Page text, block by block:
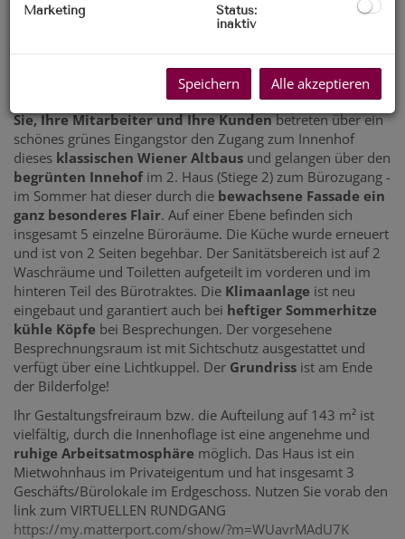
Saniertes modernes Büro | Innenhof Ruhelage | 5
Räume mit individueller Nutzbarkeit
Klimaanlage im hinteren Bereich - VIRTUAL TOUR -
Sie, Ihre Mitarbeiter und Ihre Kundenbetreten über ein
schönes grünes Eingangstor den Zugang zum Innenhof
dieses klassischen Wiener Altbaus und gelangen über den
begrünten Innehof im 2. Haus (Stiege 2) zum Bürozugang -
im Sommer hat dieser durch die bewachsene Fassade ein
ganz besonderes Flair. Auf einer Ebene befinden sich
insgesamt 5 einzelne Büroräume. Die Küche wurde erneuert
und ist von 2 Seiten begehbar. Der Sanitätsbereich ist auf 2
Waschräume und Toiletten aufgeteilt im vorderen und im
hinteren Teil des Bürotraktes. Die Klimaanlage ist neu
eingebaut und garantiert auch bei heftiger Sommerhitze
kühle Köpfe bei Besprechungen. Der vorgesehene
Besprechnungsraum ist mit Sichtschutz ausgestattet und
verfügt über eine Lichtkuppel. Der Grundriss ist am Ende
der Bilderfolge!
Ihr Gestaltungsfreiraum bzw. die Aufteilung auf 143 m² ist
vielfältig, durch die Innenhoflage ist eine angenehme und
ruhige Arbeitsatmosphäre möglich. Das Haus ist ein
Mietwohnhaus im Privateigentum und hat insgesamt 3
Geschäfts/Bürolokale im Erdgeschoss. Nutzen Sie vorab den
link zum VIRTUELLEN RUNDGANG
https://my.matterport.com/show/?m=WUavrMAdU7K
Marketing
Status:
inaktiv
Speichern Alle akzeptieren